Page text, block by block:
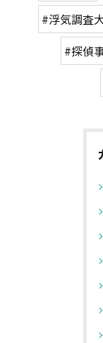
#浮気調査
#探偵